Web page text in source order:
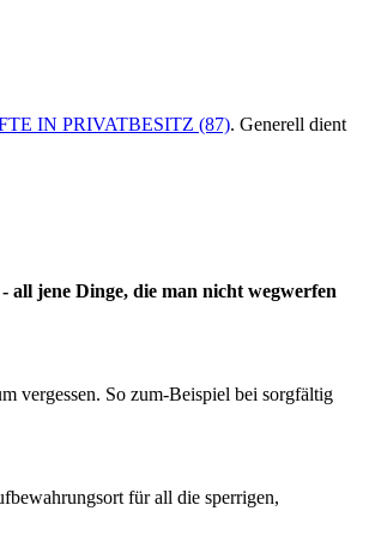
IN PRIVATBESITZ (87). Generell dient
jene Dinge, die man nicht wegwerfen
vergessen. So zum-Beispiel bei sorgfältig
für all die sperrigen,